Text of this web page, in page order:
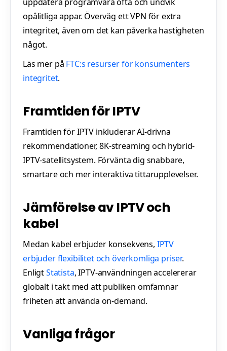
opålitliga appar. Överväg ett VPN för extra
integritet, även om det kan påverka hastigheten
något.
Läs mer på FTC:s resurser för konsumenters
integritet.
Framtiden för IPTV
Framtiden för IPTV inkluderar AI-drivna
rekommendationer, 8K-streaming och hybrid-
IPTV-satellitsystem. Förvänta dig snabbare,
smartare och mer interaktiva tittarupplevelser.
Jämförelse av IPTV och
kabel
Medan kabel erbjuder konsekvens, IPTV
erbjuder flexibilitet och överkomliga priser.
EnligtStatista, IPTV-användningen accelererar
globalt i takt med att publiken omfamnar
friheten att använda on-demand.
Vanliga frågor